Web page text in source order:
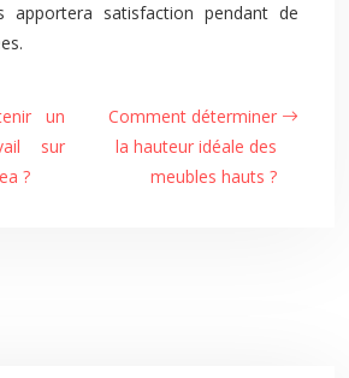
apportera satisfaction pendant de
un
sur
?
Comment déterminer
la hauteur idéale des
meubles hauts ?